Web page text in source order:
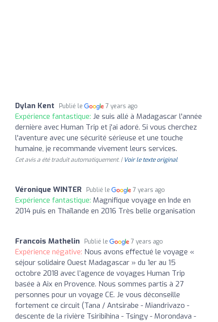
Dylan Kent Publié le 7 years ago
Expérience fantastique: Je suis allé à Madagascar l'année
dernière avec Human Trip et j'ai adoré. Si vous cherchez
l'aventure avec une sécurité sérieuse et une touche
humaine, je recommande vivement leurs services.
Cet avis a été traduit automatiquement. | Voir le texte original
Véronique WINTER Publié le 7 years ago
Expérience fantastique: Magnifique voyage en Inde en
2014 puis en Thaïlande en 2016 Très belle organisation
Francois Mathelin Publié le 7 years ago
Expérience négative: Nous avons effectué le voyage «
séjour solidaire Ouest Madagascar » du 1er au 15
octobre 2018 avec l’agence de voyages Human Trip
basée à Aix en Provence. Nous sommes partis à 27
personnes pour un voyage CE. Je vous déconseille
fortement ce circuit (Tana / Antsirabe - Miandrivazo -
descente de la rivière Tsiribihina - Tsingy - Morondava -